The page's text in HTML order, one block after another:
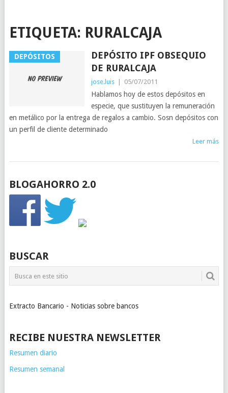
ETIQUETA: RURALCAJA
DEPÓSITOS
DEPÓSITO IPF OBSEQUIO
DE RURALCAJA
jose.luis 05/07/2011
Hablamos hoy de estos depósitos en
especie, que sustituyen la remuneración
en metálico por la entrega de regalos a cambio. Sosn depósitos con
un perfil de cliente determinado
Leer más
BLOGAHORRO 2.0
BUSCAR
Extracto Bancario - Noticias sobre bancos
RECIBE NUESTRA NEWSLETTER
Resumen diario
Resumen semanal